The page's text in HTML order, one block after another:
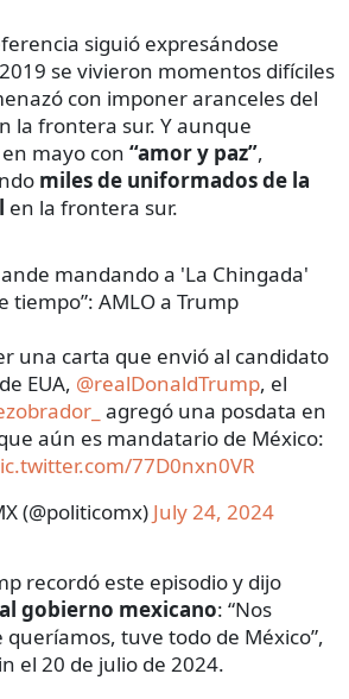
siguió expresándose
se vivieron momentos difíciles
con imponer aranceles del
la frontera sur. Y aunque
mayo con “amor y paz”,
miles de uniformados de la
en la frontera sur.
mandando a 'La Chingada'
tiempo”: AMLO a Trump
una carta que envió al candidato
EUA, @realDonaldTrump, el
agregó una posdata en
aún es mandatario de México:
77D0nxn0VR
(@politicomx) July 24, 2024
recordó este episodio y dijo
gobierno mexicano: “Nos
tuve todo de México”,
el 20 de julio de 2024.